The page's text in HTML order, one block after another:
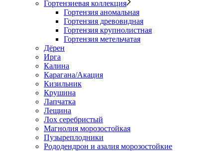
Гортензиевая коллекция
Гортензия аномальная
Гортензия древовидная
Гортензия крупнолистная
Гортензия метельчатая
Дёрен
Ирга
Калина
Карагана/Акация
Кизильник
Крушина
Лапчатка
Лещина
Лох серебристый
Магнолия морозостойкая
Пузыреплодники
Рододендрон и азалия морозостойкие